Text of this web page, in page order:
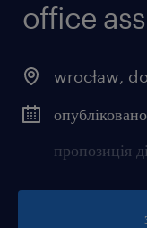
office
wrocław,
пропозиція